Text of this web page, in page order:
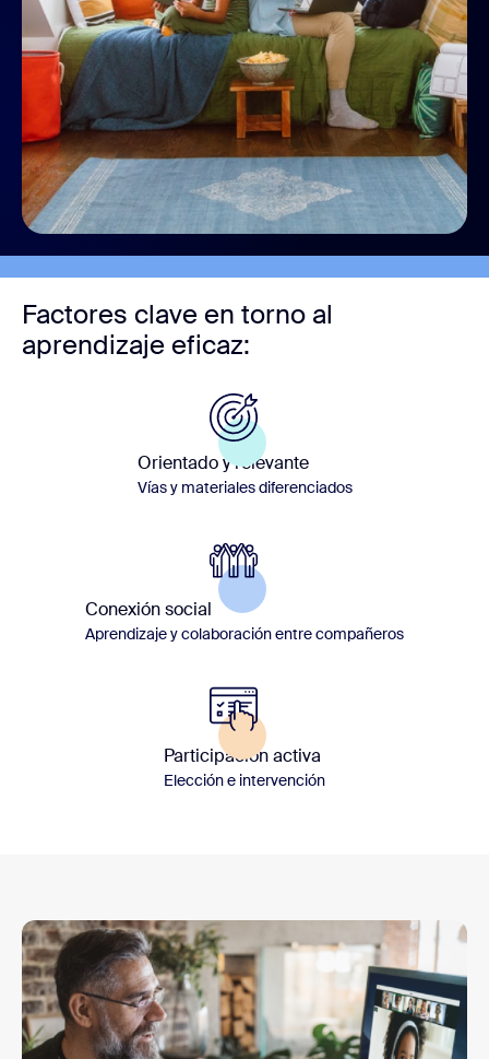
Factores clave en torno al
aprendizaje eficaz:
Orientado y relevante
Vías y materiales diferenciados
Conexión social
Aprendizaje y colaboración entre compañeros
Participación activa
Elección e intervención